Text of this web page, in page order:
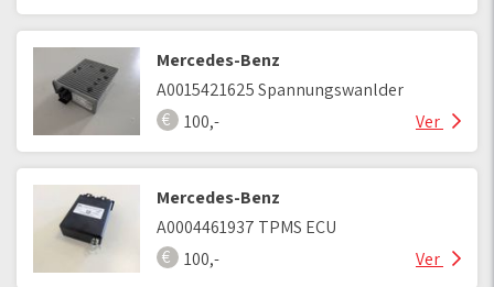
Mercedes-Benz
A0015421625 Spannungswanlder
100,-
Ver
Mercedes-Benz
A0004461937 TPMS ECU
100,-
Ver